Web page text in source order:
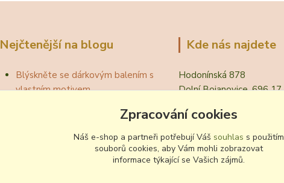
Nejčtenější na blogu
Blýskněte se dárkovým balením s
vlastním motivem
Jak otevřít víno bez vývrtky?
Národní zvyklosti pití vína
Odzátkování a nalévání vína
Kde nás najdete
Hodonínská 878
Dolní Bojanovice, 696 17
Zpracování cookies
Náš e-shop a partneři potřebují Váš souhlas s použitím
souborů cookies, aby Vám mohli zobrazovat
informace týkající se Vašich zájmů.